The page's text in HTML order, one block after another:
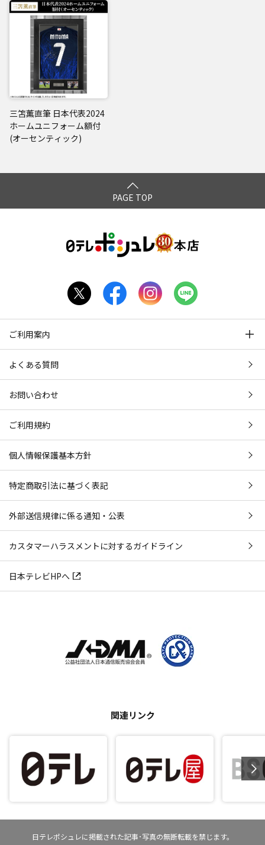
三笘薫直筆 日本代表2024
ホームユニフォーム額付
(オーセンティック)
PAGE TOP
ご利用案内
よくある質問
お問い合わせ
ご利用規約
個人情報保護基本方針
特定商取引法に基づく表記
外部送信規律に係る通知・公表
カスタマーハラスメントに対するガイドライン
日本テレビHPへ
関連リンク
日テレポシュレに掲載された記事･写真の無断転載を禁じます。